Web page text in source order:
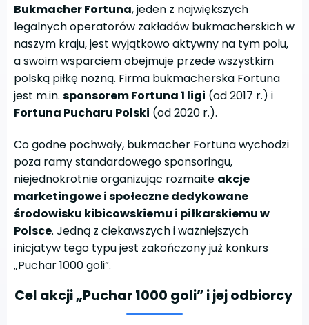
Bukmacher Fortuna, jeden z największych
legalnych operatorów zakładów bukmacherskich w
naszym kraju, jest wyjątkowo aktywny na tym polu,
a swoim wsparciem obejmuje przede wszystkim
polską piłkę nożną. Firma bukmacherska Fortuna
jest m.in. sponsorem Fortuna 1 ligi (od 2017 r.) i
Fortuna Pucharu Polski (od 2020 r.).
Co godne pochwały, bukmacher Fortuna wychodzi
poza ramy standardowego sponsoringu,
niejednokrotnie organizując rozmaite akcje
marketingowe i społeczne dedykowane
środowisku kibicowskiemu i piłkarskiemu w
Polsce. Jedną z ciekawszych i ważniejszych
inicjatyw tego typu jest zakończony już konkurs
„Puchar 1000 goli”.
Cel akcji „Puchar 1000 goli” i jej odbiorcy